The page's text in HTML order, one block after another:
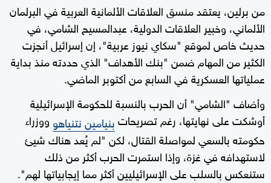
من برلين، يعتقد منسق العلاقات الألمانية العربية في البرلمان
الألماني، وخبير العلاقات الدولية، عبدالمسيح الشامي، في
حديث خاص لموقع "سكاي نيوز عربية"، إن إسرائيل أنجزت
الكثير من المهام ضمن "بنك الأهداف" الذي حددته منذ بداية
عملياتها العسكرية في السابع من أكتوبر الماضي.
وأضاف "الشامي" أن الحرب بالنسبة للحكومة الإسرائيلية
أوشكت على نهايتها، رغم تصريحاتبنيامين نتنياهو ووزراء
حكومته بالسعي لمواصلة القتال، لكن "لم يُعد هناك شيئ
لاستهدافه في غزة، وإذا استمرت الحرب أكثر من ذلك
ستنعكس بالسلب على الإسرائيليين أكثر مما إيجابياتها لهم".